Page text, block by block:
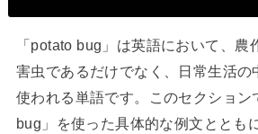
「potato bug」は英語において、農
害虫であるだけでなく、日常生活の
使われる単語です。このセクション
bug」を使った具体的な例文ととも